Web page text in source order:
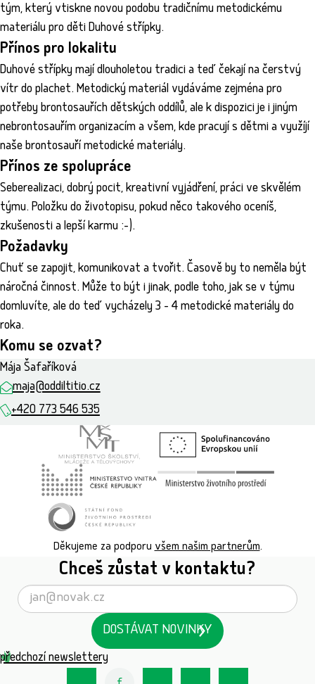
tým, který vtiskne novou podobu tradičnímu metodickému
materiálu pro děti Duhové střípky.
Přínos pro lokalitu
Duhové střípky mají dlouholetou tradici a teď čekají na čerstvý
vítr do plachet. Metodický materiál vydáváme zejména pro
potřeby brontosauřích dětských oddílů, ale k dispozici je i jiným
nebrontosauřím organizacím a všem, kde pracují s dětmi a využíjí
naše brontosauří metodické materiály.
Přínos ze spolupráce
Seberealizaci, dobrý pocit, kreativní vyjádření, práci ve skvělém
týmu. Položku do životopisu, pokud něco takového oceníš,
zkušenosti a lepší karmu :-).
Požadavky
Chuť se zapojit, komunikovat a tvořit. Časově by to neměla být
náročná činnost. Může to být i jinak, podle toho, jak se v týmu
domluvíte, ale do teď vycházely 3 - 4 metodické materiály do
roka.
Komu se ozvat?
Mája Šafaříková
maja@oddiltitio.cz
+420 773 546 535
Děkujeme za podporuvšem našim partnerům.
Chceš zůstat v kontaktu?
DOSTÁVAT NOVINKY
předchozí newslettery